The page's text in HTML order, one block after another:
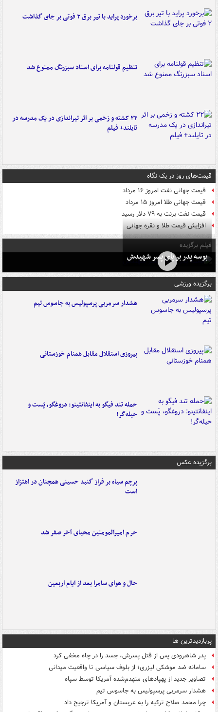
برخورد پراید با تیر برق ۲ فوتی بر جای گذاشت
تنظیم قولنامه برای اسناد سبزرنگ ممنوع شد
۲۲ کشته و زخمی بر اثر تیراندازی در یک مدرسه در
تایلند+ فیلم
قیمت‌های روز در یک نگاه
قیمت جهانی نفت امروز ۱۶ مرداد
قیمت جهانی طلا امروز ۱۵ مرداد
قیمت نفت برنت به ۷۹ دلار رسید
افزایش قیمت طلا و نقره جهانی
فیلم برگزیده
بوسه‌ پدر بر پای پسر شهیدش
برگزیده ورزشی
هشدار سرمربی پرسپولیس به جاسوس تیم
پیروزی استقلال مقابل همنام خوزستانی
حمله تند فیگو به اینفانتینو: دروغگو، پَست‌ و
حیله‌گر!
برگزیده عکس
پرچم سیاه بر فراز گنبد حسینی همچنان در اهتزاز
است
حرم امیرالمومنین محیای آخر صفر شد
حال و هوای سامرا بعد از ایام اربعین
پربازدیدترین ها
پدر شاهرودی پس از قتل پسرش، جسد را در چاه مخفی کرد
سامانه ضد موشکی لیزری؛ از بلوف سیاسی تا واقعیت میدانی
تصاویر جدید از پهپادهای منهدم‌شده آمریکا توسط سپاه
هشدار سرمربی پرسپولیس به جاسوس تیم
چرا محمد صلاح ترکیه را به عربستان و آمریکا ترجیح داد